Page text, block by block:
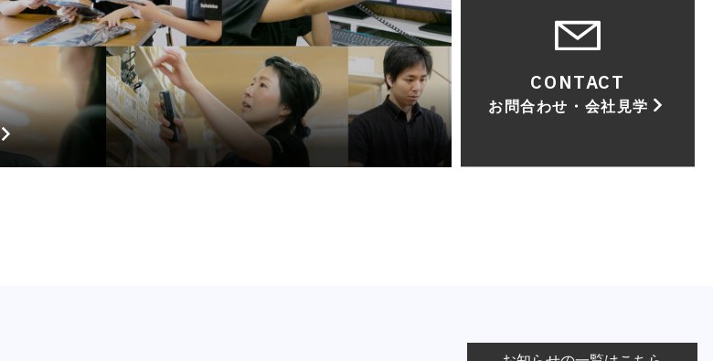
CONTACT
お問合わせ・会社見学